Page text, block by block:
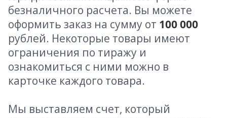
безналичного расчета. Вы можете
оформить заказ на сумму от 100 000
рублей. Некоторые товары имеют
ограничения по тиражу и
ознакомиться с ними можно в
карточке каждого товара.
Мы выставляем счет, который